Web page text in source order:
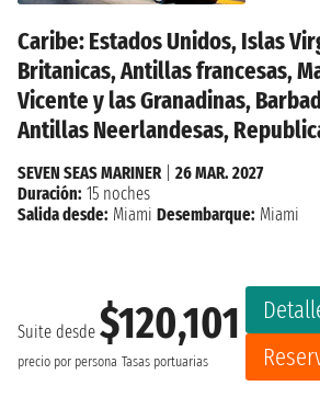
Caribe: Estados Unidos, Islas
Britanicas, Antillas francesas,
Vicente y las Granadinas,
Antillas Neerlandesas,
Suite desde $120,101
precio por persona Tasas portuarias
SEVEN SEAS MARINER| 26 MAR. 2027
Duración: 15 noches
Salida desde: Miami Desembarque: Miami